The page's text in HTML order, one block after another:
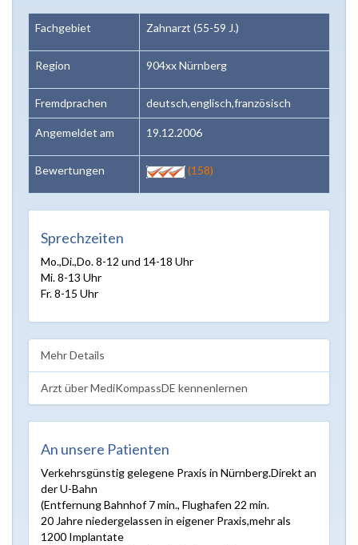
Fachgebiet Zahnarzt (55-59 J.)
Region 904xx Nürnberg
Fremdprachen deutsch,englisch,französisch
Angemeldet am 19.12.2006
Bewertungen (158)
Sprechzeiten
Mo.,Di.,Do. 8-12 und 14-18 Uhr
Mi. 8-13 Uhr
Fr. 8-15 Uhr
Mehr Details
Arzt über MediKompassDE kennenlernen
An unsere Patienten
Verkehrsgünstig gelegene Praxis in Nürnberg.Direkt an
der U-Bahn
(Entfernung Bahnhof 7 min., Flughafen 22 min.
20 Jahre niedergelassen in eigener Praxis,mehr als
1200 Implantate